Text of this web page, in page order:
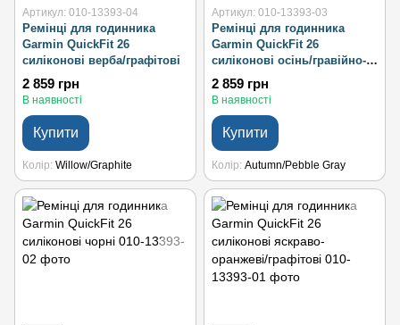
Артикул: 010-13393-04
Ремінці для годинника
Garmin QuickFit 26
силіконові верба/графітові
2 859 грн
В наявності
Купити
Колір Willow/Graphite
Артикул: 010-13393-03
Ремінці для годинника
Garmin QuickFit 26
силіконові осінь/гравійно-
сірі
2 859 грн
В наявності
Купити
Колір Autumn/Pebble Gray